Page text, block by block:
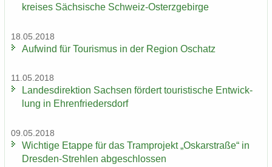
krei­ses Säch­si­sche Schweiz-​Osterzgebirge
18.05.2018
Auf­wind für Tou­ris­mus in der Re­gi­on Oschatz
11.05.2018
Lan­des­di­rek­ti­on Sach­sen för­dert tou­ris­ti­sche Ent­wick­
lung in Eh­ren­frie­ders­dorf
09.05.2018
Wich­ti­ge Etap­pe für das Tram­pro­jekt „Os­kar­stra­ße“ in
Dresden-​Strehlen ab­ge­schlos­sen